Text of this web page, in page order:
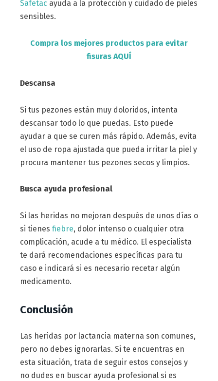
Safetac ayuda a la protección y cuidado de pieles
sensibles.
Compra los mejores productos para evitar
fisuras AQUÍ
Descansa
Si tus pezones están muy doloridos, intenta
descansar todo lo que puedas. Esto puede
ayudar a que se curen más rápido. Además, evita
el uso de ropa ajustada que pueda irritar la piel y
procura mantener tus pezones secos y limpios.
Busca ayuda profesional
Si las heridas no mejoran después de unos días o
si tienes fiebre, dolor intenso o cualquier otra
complicación, acude a tu médico. El especialista
te dará recomendaciones específicas para tu
caso e indicará si es necesario recetar algún
medicamento.
Conclusión
Las heridas por lactancia materna son comunes,
pero no debes ignorarlas. Si te encuentras en
esta situación, trata de seguir estos consejos y
no dudes en buscar ayuda profesional si es